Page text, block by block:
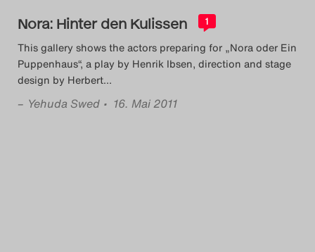
Das Theatertreffen-Blog
2019
Das Theatertreffen-Blog
Nora: Hinter den Kulissen 1
This gallery shows the actors preparing for „Nora oder Ein
Puppenhaus“, a play by Henrik Ibsen, direction and stage
design by Herbert…
– Yehuda Swed • 16. Mai 2011